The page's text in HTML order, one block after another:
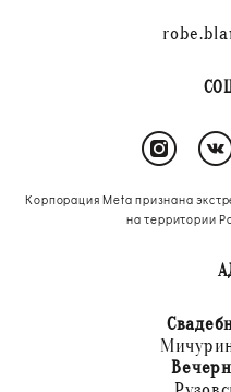
Корпорация Meta признана
на территории